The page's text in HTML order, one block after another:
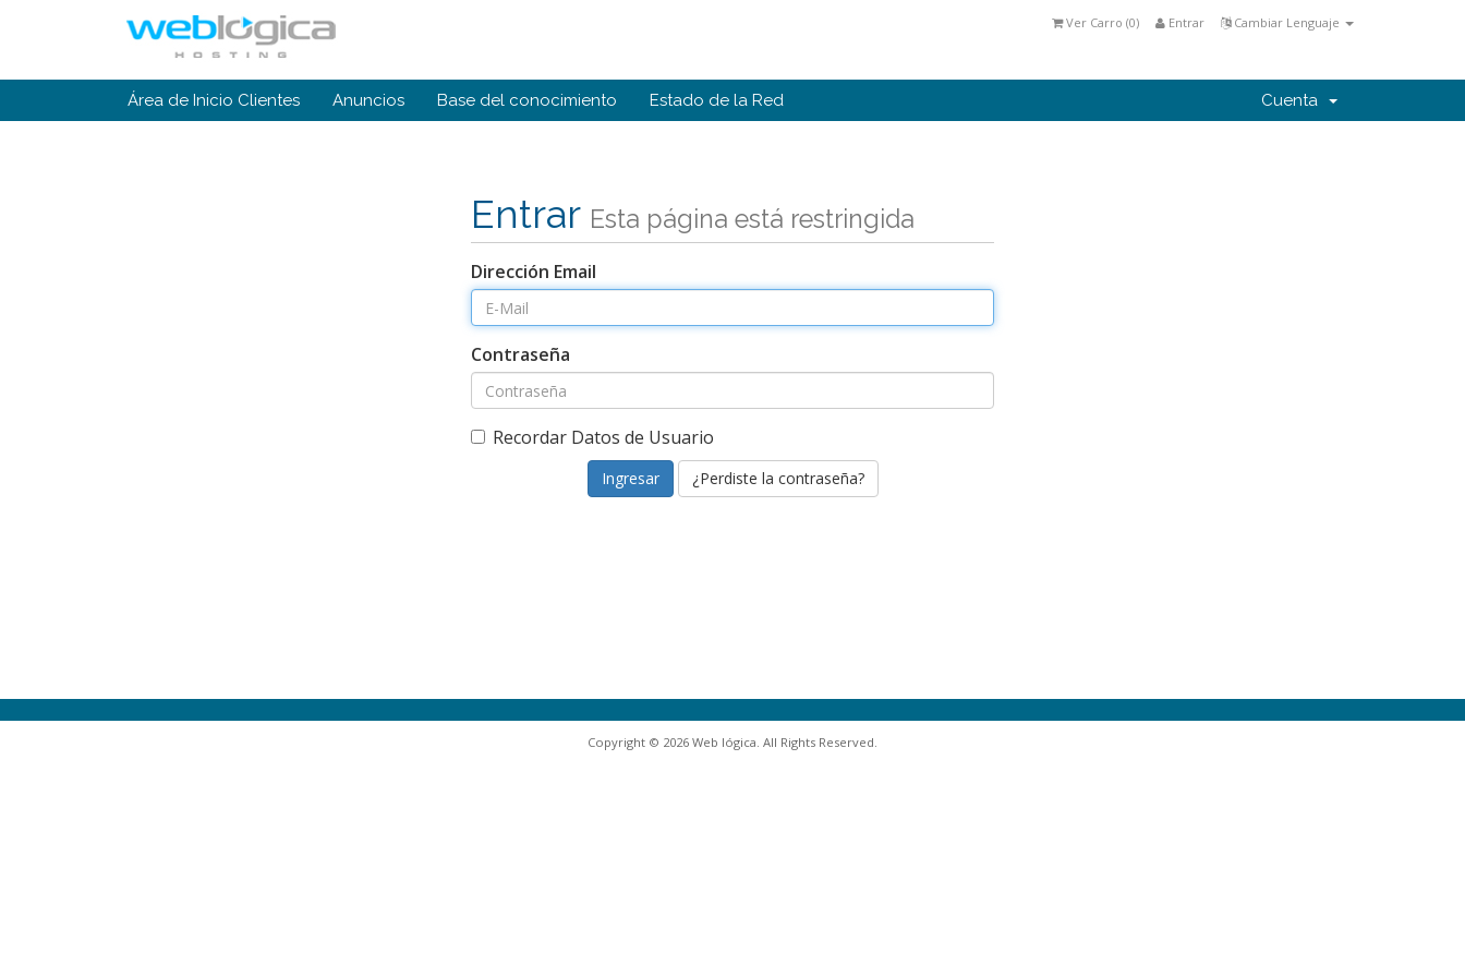
Cambiar Lenguaje
Entrar
Ver Carro (0)
Área de Inicio Clientes Anuncios Base del conocimiento Estado de la Red Cuenta
Entrar Esta página está restringida
Dirección Email
Contraseña
Recordar Datos de Usuario
¿Perdiste la contraseña?
Copyright © 2026 Web lógica. All Rights Reserved.